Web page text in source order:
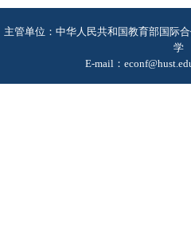
主管单位：中华人民共和国教育部国际
学
E-mail：